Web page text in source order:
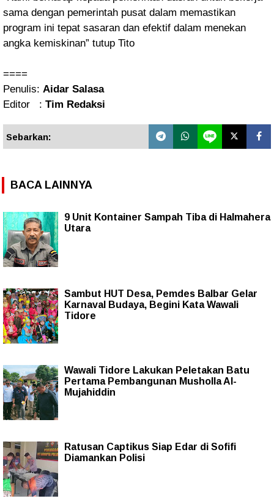
sama dengan pemerintah pusat dalam memastikan
program ini tepat sasaran dan efektif dalam menekan
angka kemiskinan” tutup Tito
====
Penulis: Aidar Salasa
Editor : Tim Redaksi
Sebarkan:
BACA LAINNYA
9 Unit Kontainer Sampah Tiba di Halmahera
Utara
Sambut HUT Desa, Pemdes Balbar Gelar
Karnaval Budaya, Begini Kata Wawali
Tidore
Wawali Tidore Lakukan Peletakan Batu
Pertama Pembangunan Musholla Al-
Mujahiddin
Ratusan Captikus Siap Edar di Sofifi
Diamankan Polisi